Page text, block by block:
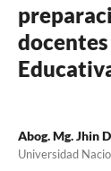
Abog. Mg. Jhin
Universidad